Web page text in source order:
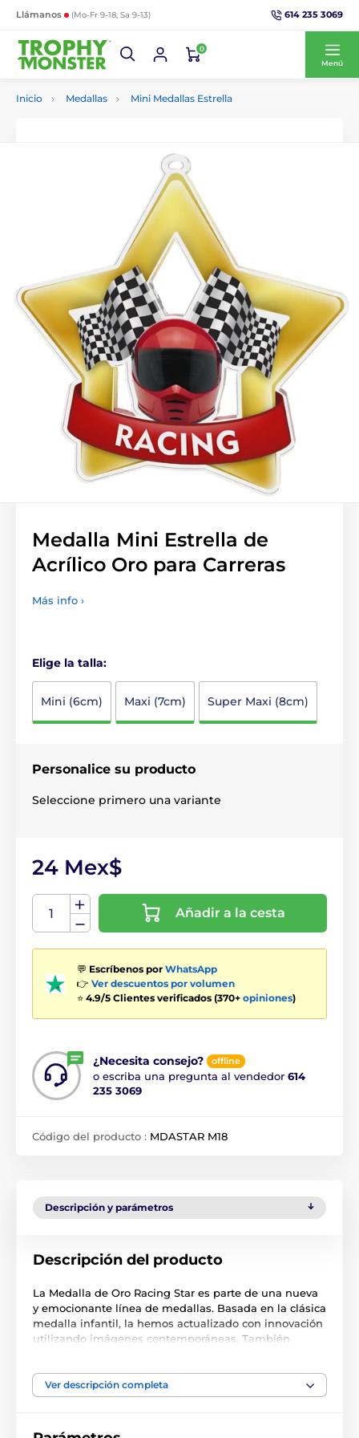
Llámanos (Mo-Fr 9-18, Sa 9-13) 614 235 3069
0
Menú
Inicio Medallas Mini Medallas Estrella
Medalla Mini Estrella de
Acrílico Oro para Carreras
Más info ›
Elige la talla:
Mini (6cm) Maxi (7cm) Super Maxi (8cm)
Personalice su producto
Seleccione primero una variante
24 Mex$
Añadir a la cesta
💬 Escríbenos por WhatsApp
👉 Ver descuentos por volumen
⭐ 4.9/5 Clientes verificados (370+ opiniones)
¿Necesita consejo? offline
o escriba una pregunta al vendedor 614
235 3069
Código del producto : MDASTAR M18
Descripción y parámetros
Descripción del producto
La Medalla de Oro Racing Star es parte de una nueva
y emocionante línea de medallas. Basada en la clásica
medalla infantil, la hemos actualizado con innovación
utilizando imágenes contemporáneas. También
Cortada con forma especial, esta medalla presenta
Ver descripción completa